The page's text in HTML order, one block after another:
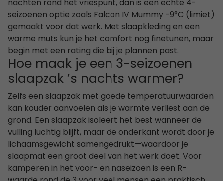
nachten rond het vriespunt, dan is een echte 4-
seizoenen optie zoals Falcon IV Mummy -9°C (limiet)
gemaakt voor dat werk. Met slaapkleding en een
warme muts kun je het comfort nog finetunen, maar
begin met een rating die bij je plannen past.
Hoe maak je een 3-seizoenen
slaapzak ’s nachts warmer?
Zelfs een slaapzak met goede temperatuurwaarden
kan kouder aanvoelen als je warmte verliest aan de
grond. Een slaapzak isoleert het best wanneer de
vulling luchtig blijft, maar de onderkant wordt door je
lichaamsgewicht samengedrukt—waardoor je
slaapmat een groot deel van het werk doet. Voor
kamperen in het voor- en naseizoen is een R-